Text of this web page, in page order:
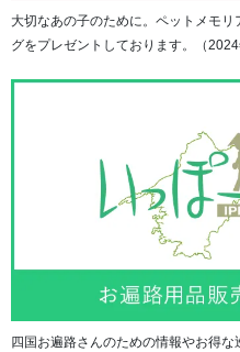
大切なあの子のために。ペットメモ
グをプレゼントしております。（
四国お遍路さんのための情報やお得な